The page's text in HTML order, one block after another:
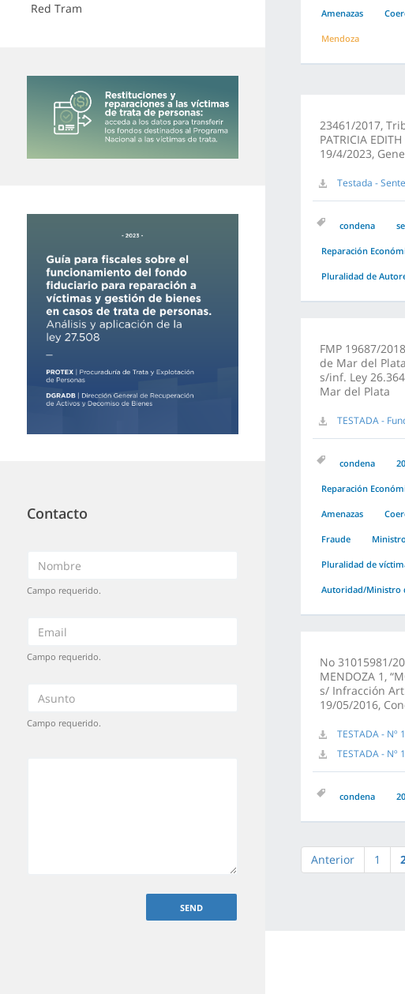
Red Tram
Contacto
Campo requerido.
Campo requerido.
Campo requerido.
Amenazas
Mendoza
23461/2017,
PATRICIA
19/4/2023,
Testada -
condena
Reparación
Pluralidad de
FMP 19687/
de Mar del
s/inf. Ley
Mar del Plata
TESTADA -
condena
Reparación
Amenazas
Fraude
Pluralidad de
Autoridad/Ministro
No 31015981/
MENDOZA 1,
s/ Infracción
19/05/2016,
TESTADA - Nº
TESTADA - Nº
condena
Anterior 1